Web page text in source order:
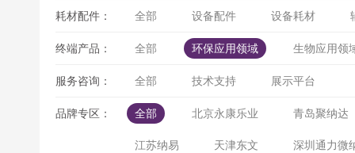
耗材配件： 全部 设备配件 设备耗材
终端产品： 全部 环保应用领域 生物应用领
服务咨询： 全部 技术支持 展示平台
品牌专区： 全部 北京永康乐业 青岛聚纳达
江苏纳易 天津东文 深圳通力微